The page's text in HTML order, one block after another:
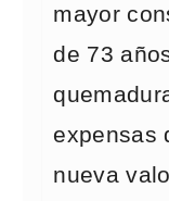
mayor
de 73
expensas
nueva